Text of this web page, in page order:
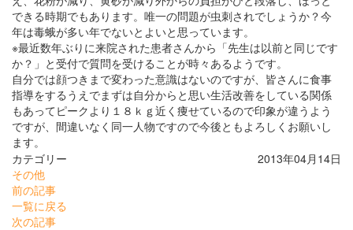
できる時期でもあります。唯一の問題が虫刺されでしょうか？今
年は毒蛾が多い年でないとよいと思っています。
※最近数年ぶりに来院された患者さんから「先生は以前と同じです
か？」と受付で質問を受けることが時々あるようです。
自分では顔つきまで変わった意識はないのですが、皆さんに食事
指導をするうえでまずは自分からと思い生活改善をしている関係
もあってピークより１８ｋｇ近く痩せているので印象が違うよう
ですが、間違いなく同一人物ですので今後ともよろしくお願いし
ます。
カテゴリー
その他
2013年04月14日
前の記事
一覧に戻る
次の記事